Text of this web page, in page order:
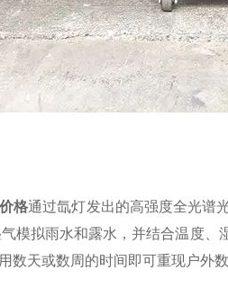
格通过氙灯发出的高强度全光谱
模拟雨水和露水，并结合温度
数天或数周的时间即可重现户外